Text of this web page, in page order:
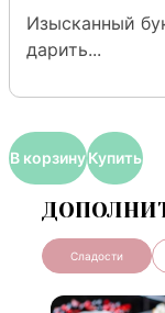
Изысканный
дарить...
В корзинуКупить
Сладости